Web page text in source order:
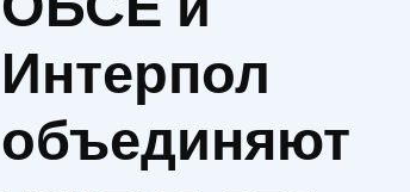
Интерпол
объединяют